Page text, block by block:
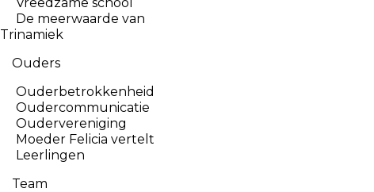
De meerwaarde van
Trinamiek
Ouders
Ouderbetrokkenheid
Oudercommunicatie
Oudervereniging
Moeder Felicia vertelt
Leerlingen
Team